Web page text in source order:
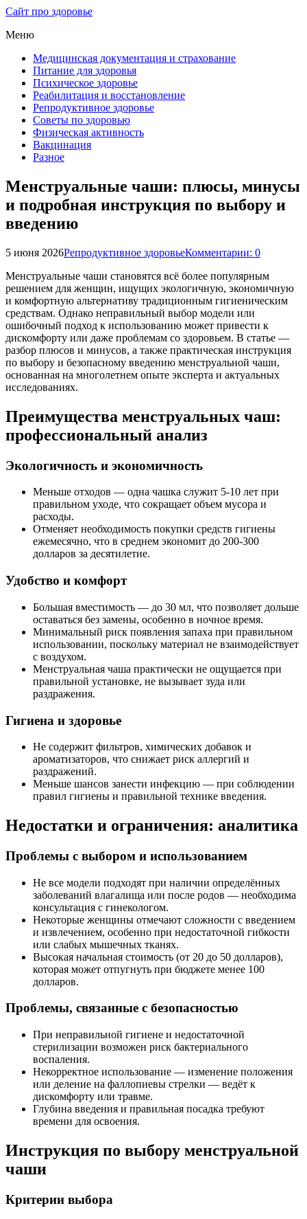
Сайт про здоровье
Меню
Медицинская документация и страхование
Питание для здоровья
Психическое здоровье
Реабилитация и восстановление
Репродуктивное здоровье
Советы по здоровью
Физическая активность
Вакцинация
Разное
Менструальные чаши: плюсы, минусы
и подробная инструкция по выбору и
введению
5 июня 2026Репродуктивное здоровьеКомментарии: 0
Менструальные чаши становятся всё более популярным
решением для женщин, ищущих экологичную, экономичную
и комфортную альтернативу традиционным гигиеническим
средствам. Однако неправильный выбор модели или
ошибочный подход к использованию может привести к
дискомфорту или даже проблемам со здоровьем. В статье —
разбор плюсов и минусов, а также практическая инструкция
по выбору и безопасному введению менструальной чаши,
основанная на многолетнем опыте эксперта и актуальных
исследованиях.
Преимущества менструальных чаш:
профессиональный анализ
Экологичность и экономичность
Меньше отходов — одна чашка служит 5-10 лет при
правильном уходе, что сокращает объем мусора и
расходы.
Отменяет необходимость покупки средств гигиены
ежемесячно, что в среднем экономит до 200-300
долларов за десятилетие.
Удобство и комфорт
Большая вместимость — до 30 мл, что позволяет дольше
оставаться без замены, особенно в ночное время.
Минимальный риск появления запаха при правильном
использовании, поскольку материал не взаимодействует
с воздухом.
Менструальная чаша практически не ощущается при
правильной установке, не вызывает зуда или
раздражения.
Гигиена и здоровье
Не содержит фильтров, химических добавок и
ароматизаторов, что снижает риск аллергий и
раздражений.
Меньше шансов занести инфекцию — при соблюдении
правил гигиены и правильной технике введения.
Недостатки и ограничения: аналитика
Проблемы с выбором и использованием
Не все модели подходят при наличии определённых
заболеваний влагалища или после родов — необходима
консультация с гинекологом.
Некоторые женщины отмечают сложности с введением
и извлечением, особенно при недостаточной гибкости
или слабых мышечных тканях.
Высокая начальная стоимость (от 20 до 50 долларов),
которая может отпугнуть при бюджете менее 100
долларов.
Проблемы, связанные с безопасностью
При неправильной гигиене и недостаточной
стерилизации возможен риск бактериального
воспаления.
Некорректное использование — изменение положения
или деление на фаллопиевы стрелки — ведёт к
дискомфорту или травме.
Глубина введения и правильная посадка требуют
времени для освоения.
Инструкция по выбору менструальной
чаши
Критерии выбора